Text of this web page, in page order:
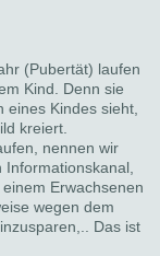
(Pubertät) laufen
Kind. Denn sie
Kindes sieht,
kreiert.
nennen wir
Erwachsenen
wegen dem
Das ist